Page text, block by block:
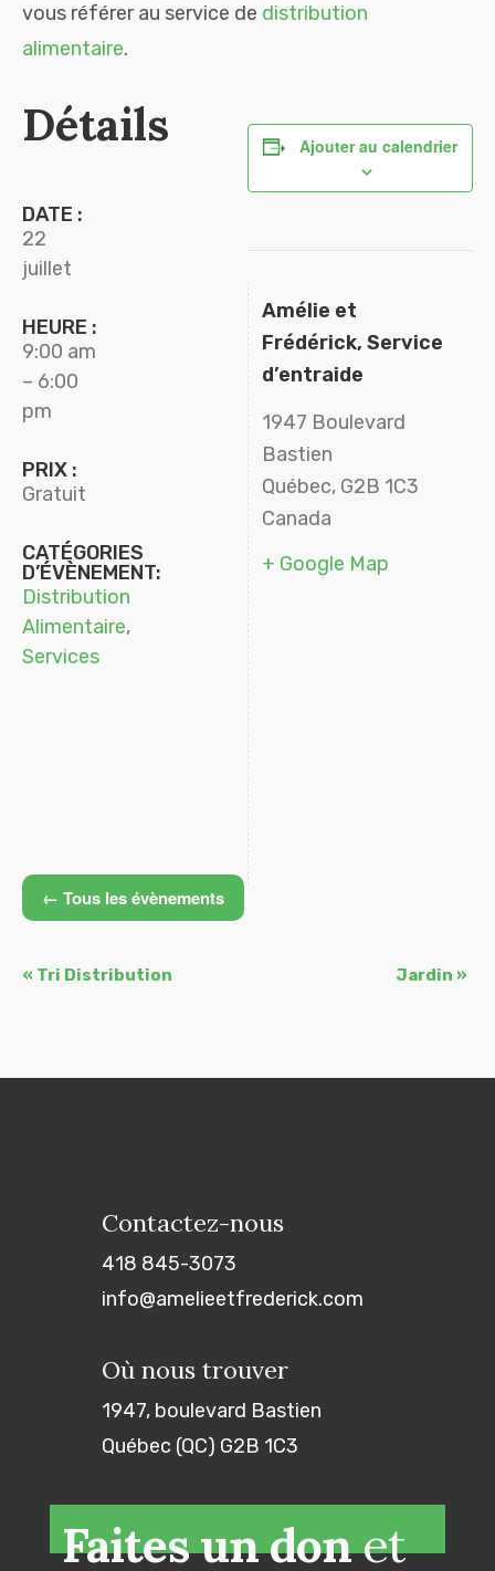
vous référer au service de distribution
alimentaire.
Détails
DATE :
22
juillet
HEURE :
9:00 am
– 6:00
pm
PRIX :
Gratuit
CATÉGORIES
D’ÉVÈNEMENT:
Distribution
Alimentaire,
Services
Ajouter au calendrier
Amélie et
Frédérick, Service
d’entraide
1947 Boulevard
Bastien
Québec, G2B 1C3
Canada
+ Google Map
← Tous les évènements
Navigation
« Tri Distribution Jardin »
Contactez-nous
418 845-3073
info@amelieetfrederick.com
Où nous trouver
1947, boulevard Bastien
Québec (QC) G2B 1C3
Faites un donet